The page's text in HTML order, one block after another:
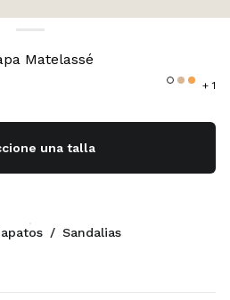
Matelassé
+ 1
una talla
/ Sandalias